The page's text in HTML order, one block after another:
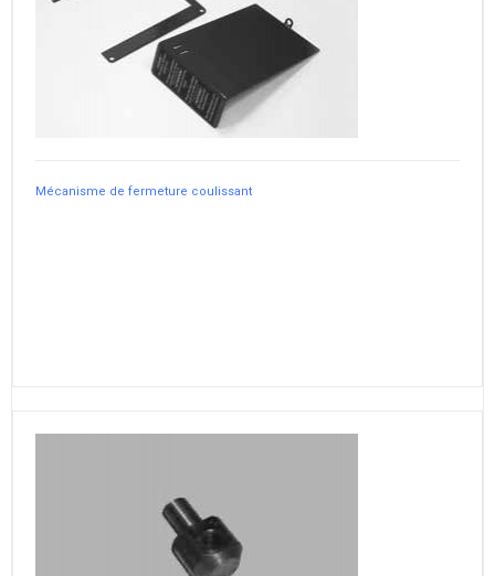
Mécanisme de fermeture coulissant